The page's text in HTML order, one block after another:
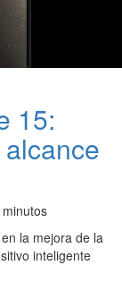
15:
la mejora de la
inteligente